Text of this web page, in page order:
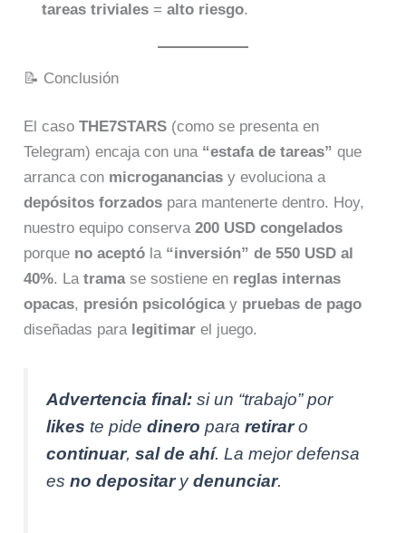
tareas triviales =alto riesgo.
📝 Conclusión
El casoTHE7STARS (como se presenta en
Telegram) encaja con una “estafa de tareas” que
arranca con microganancias y evoluciona a
depósitos forzados para mantenerte dentro. Hoy,
nuestro equipo conserva200 USD congelados
porque no aceptó la “inversión” de 550 USD al
40%. Latramase sostiene en reglas internas
opacas, presión psicológicay pruebas de pago
diseñadas para legitimar el juego.
Advertencia final: si un “trabajo” por
likes te pidedinero pararetiraro
continuar,sal de ahí. La mejor defensa
esno depositarydenunciar.